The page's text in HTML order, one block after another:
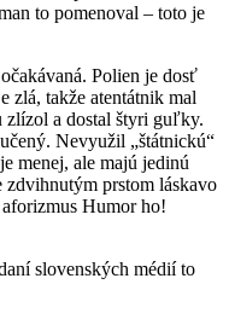
to pomenoval – toto je
Polien je dosť
zlá, takže atentátnik mal
zlízol a dostal štyri guľky.
Nevyužil „štátnickú“
menej, ale majú jedinú
prstom láskavo
Humor ho!
slovenských médií to